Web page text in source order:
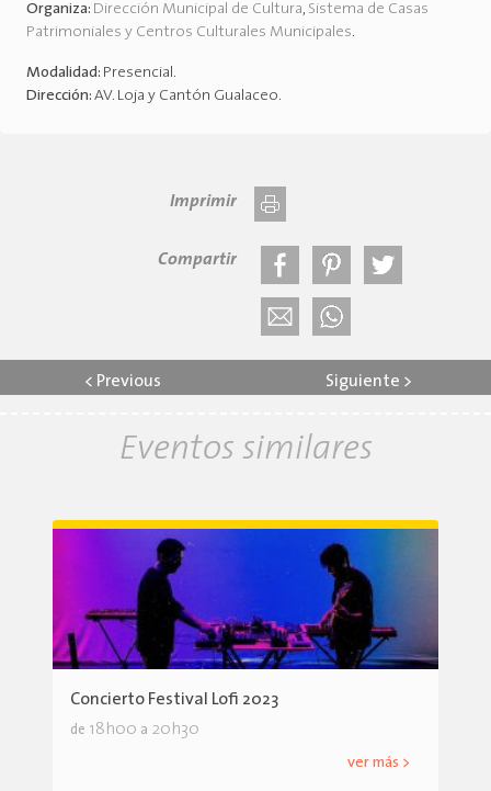
Organiza: Dirección Municipal de Cultura, Sistema de Casas
Patrimoniales y Centros Culturales Municipales.
Modalidad: Presencial.
Dirección: AV. Loja y Cantón Gualaceo.
Imprimir
Compartir
< Previous Siguiente >
Eventos similares
Concierto Festival Lofi 2023
de 18h00 a 20h30
ver más >